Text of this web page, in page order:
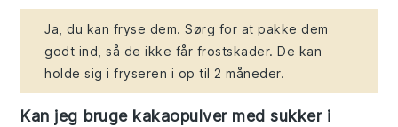
Ja, du kan fryse dem. Sørg for at pakke dem
godt ind, så de ikke får frostskader. De kan
holde sig i fryseren i op til 2 måneder.
Kan jeg bruge kakaopulver med sukker i